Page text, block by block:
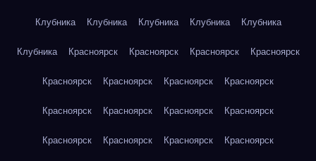
Клубника Клубника Клубника Клубника Клубника
Клубника Красноярск Красноярск Красноярск Красноярск
Красноярск Красноярск Красноярск Красноярск
Красноярск Красноярск Красноярск Красноярск
Красноярск Красноярск Красноярск Красноярск